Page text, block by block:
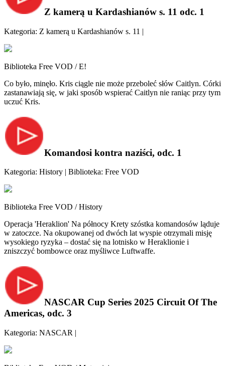
Z kamerą u Kardashianów s. 11 odc. 1
Kategoria: Z kamerą u Kardashianów s. 11 |
Biblioteka Free VOD / E!
Co było, minęło. Kris ciągle nie może przeboleć słów Caitlyn. Córki
zastanawiają się, w jaki sposób wspierać Caitlyn nie raniąc przy tym
uczuć Kris.
Komandosi kontra naziści, odc. 1
Kategoria: History | Biblioteka: Free VOD
Biblioteka Free VOD / History
Operacja 'Heraklion' Na północy Krety szóstka komandosów ląduje
w zatoczce. Na okupowanej od dwóch lat wyspie otrzymali misję
wysokiego ryzyka – dostać się na lotnisko w Heraklionie i
zniszczyć bombowce oraz myśliwce Luftwaffe.
NASCAR Cup Series 2025 Circuit Of The
Americas, odc. 3
Kategoria: NASCAR |